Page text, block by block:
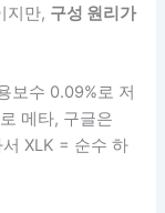
지만, 구성 원리가
보수 0.09%로 저
메타, 구글은
XLK = 순수 하